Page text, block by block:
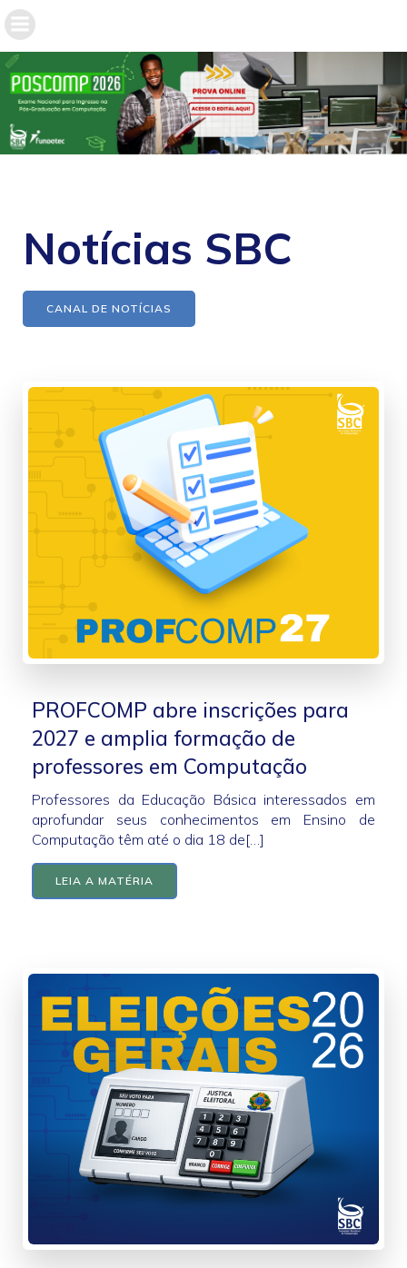
Notícias SBC
CANAL DE NOTÍCIAS
PROFCOMP abre inscrições para
2027 e amplia formação de
professores em Computação
Professores da Educação Básica interessados em
aprofundar seus conhecimentos em Ensino de
Computação têm até o dia 18 de[…]
LEIA A MATÉRIA